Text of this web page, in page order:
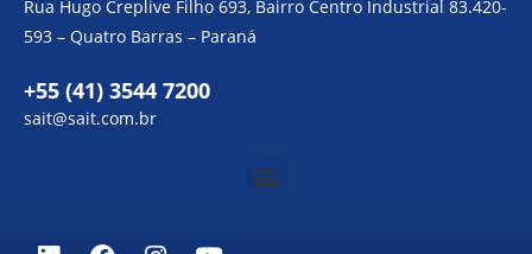
Rua Hugo Creplive Filho 693, Bairro Centro Industrial 83.420-
593 – Quatro Barras – Paraná
+55 (41) 3544 7200
sait@sait.com.br
Menu
L F I Y